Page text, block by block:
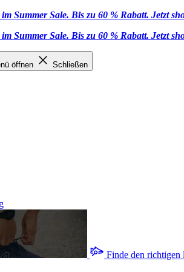
Summer Sale. Bis zu 60 % Rabatt. Jetzt
Summer Sale. Bis zu 60 % Rabatt. Jetzt
öffnen Schließen
Finde den richtigen